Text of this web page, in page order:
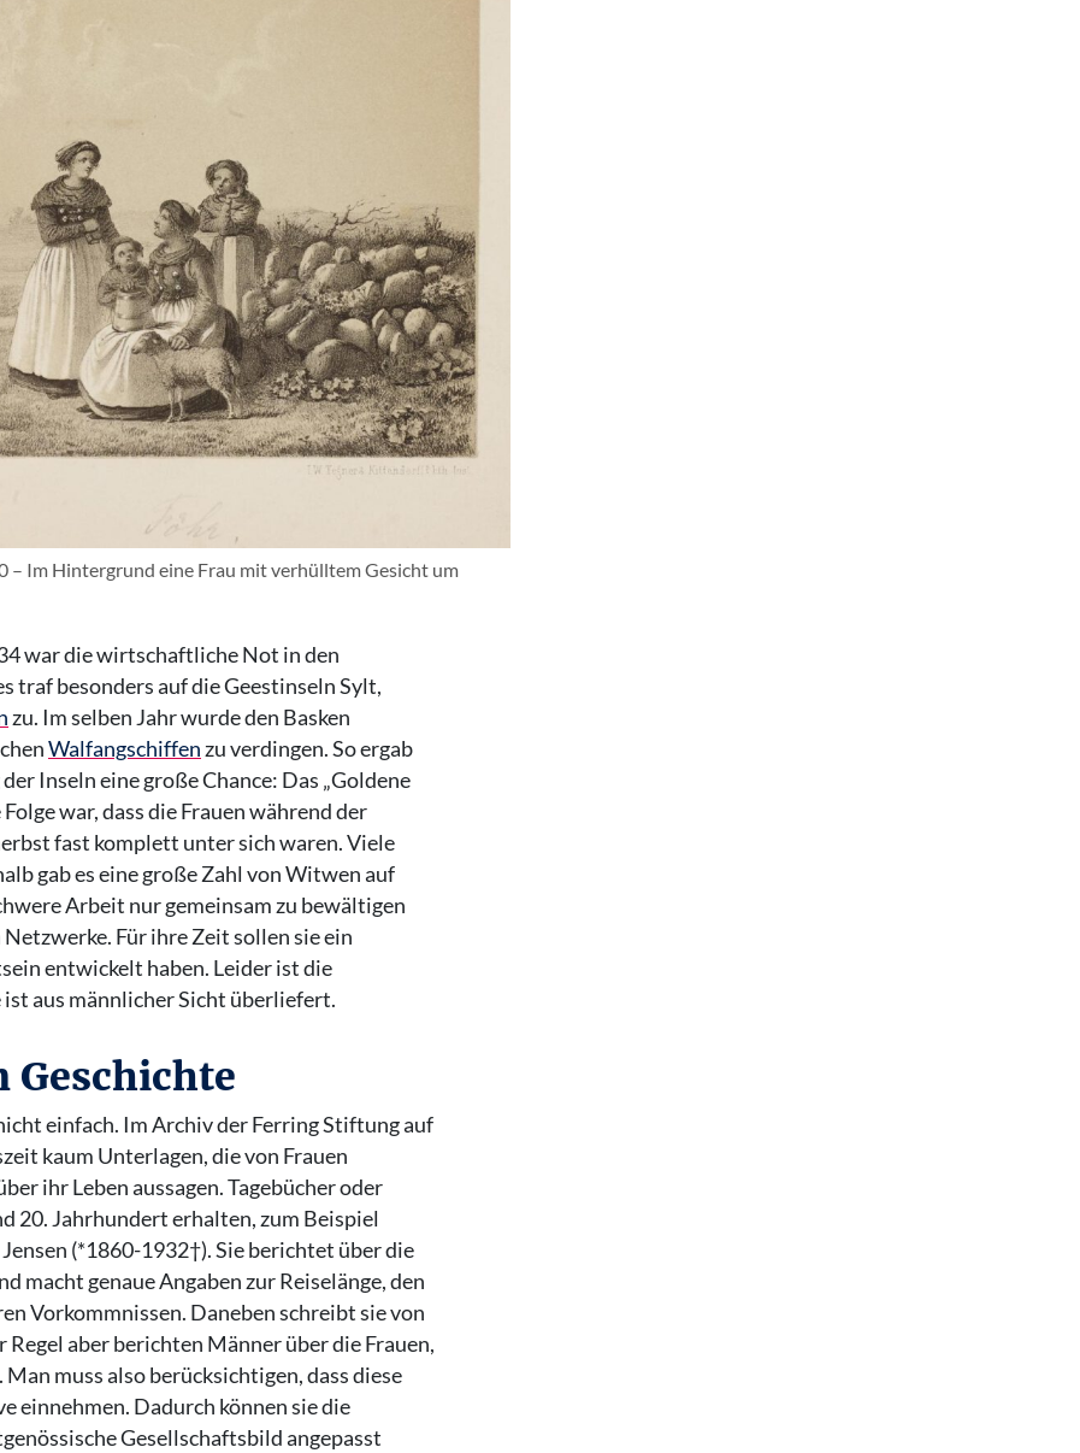
– Im Hintergrund eine Frau mit verhülltem Gesicht um
war die wirtschaftliche Not in den
traf besonders auf die Geestinseln Sylt,
zu. Im selben Jahr wurde den Basken
Walfangschiffenzu verdingen. So ergab
Inseln eine große Chance: Das „Goldene
war, dass die Frauen während der
fast komplett unter sich waren. Viele
gab es eine große Zahl von Witwen auf
Arbeit nur gemeinsam zu bewältigen
Für ihre Zeit sollen sie ein
entwickelt haben. Leider ist die
aus männlicher Sicht überliefert.
Geschichte
einfach. Im Archiv der Ferring Stiftung auf
kaum Unterlagen, die von Frauen
ihr Leben aussagen. Tagebücher oder
20. Jahrhundert erhalten, zum Beispiel
(*1860-1932†). Sie berichtet über die
macht genaue Angaben zur Reiselänge, den
Vorkommnissen. Daneben schreibt sie von
aber berichten Männer über die Frauen,
muss also berücksichtigen, dass diese
einnehmen. Dadurch können sie die
Gesellschaftsbild angepasst